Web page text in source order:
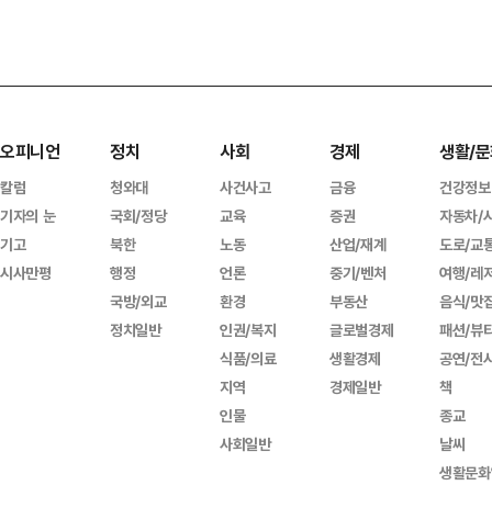
오피니언
칼럼
기자의 눈
기고
시사만평
정치
청와대
국회/정당
북한
행정
국방/외교
정치일반
사회
사건사고
교육
노동
언론
환경
인권/복지
식품/의료
지역
인물
사회일반
경제
금융
증권
산업/재계
중기/벤처
부동산
글로벌경제
생활경제
경제일반
생활/
건강정보
자동차/
도로/교
여행/레
음식/맛
패션/뷰
공연/전
책
종교
날씨
생활문